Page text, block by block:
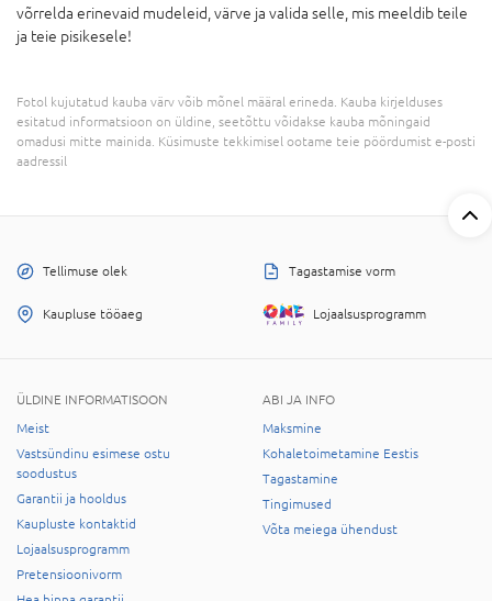
võrrelda erinevaid mudeleid, värve ja valida selle, mis meeldib teile
ja teie pisikesele!
Fotol kujutatud kauba värv võib mõnel määral erineda. Kauba kirjelduses
esitatud informatsioon on üldine, seetõttu võidakse kauba mõningaid
omadusi mitte mainida. Küsimuste tekkimisel ootame teie pöördumist e-posti
aadressil
Tellimuse olek Tagastamise vorm
Kaupluse tööaeg Lojaalsusprogramm
ÜLDINE INFORMATISOON
Meist
Vastsündinu esimese ostu
soodustus
Garantii ja hooldus
Kaupluste kontaktid
Lojaalsusprogramm
Pretensioonivorm
ABI JA INFO
Maksmine
Kohaletoimetamine Eestis
Tagastamine
Tingimused
Võta meiega ühendust